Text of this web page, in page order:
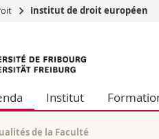
Sciences
Lettres et
Institut de droit européen
Institut
de la Faculté